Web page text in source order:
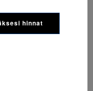
hinnat